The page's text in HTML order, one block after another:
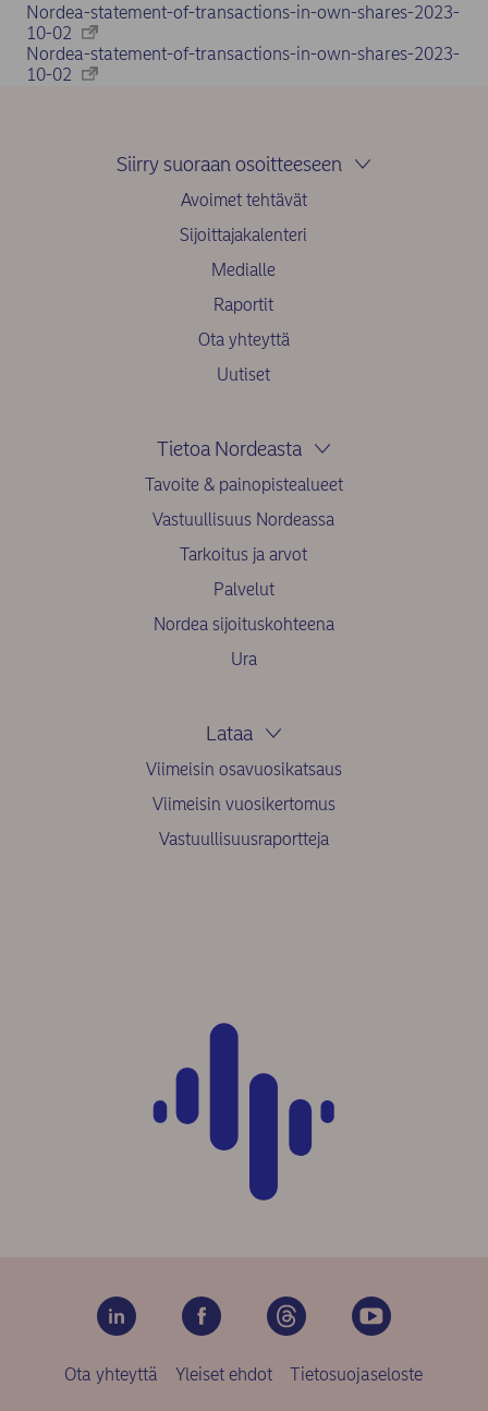
Nordea-statement-of-transactions-in-own-shares-2023-
10-02
Nordea-statement-of-transactions-in-own-shares-2023-
10-02
Siirry suoraan osoitteeseen
Avoimet tehtävät
Sijoittajakalenteri
Medialle
Raportit
Ota yhteyttä
Uutiset
Tietoa Nordeasta
Tavoite & painopistealueet
Vastuullisuus Nordeassa
Tarkoitus ja arvot
Palvelut
Nordea sijoituskohteena
Ura
Lataa
Viimeisin osavuosikatsaus
Viimeisin vuosikertomus
Vastuullisuusraportteja
Ota yhteyttä Yleiset ehdot Tietosuojaseloste